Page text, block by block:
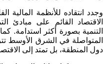
وجدد انتقاده للأنظمة المالية
الاقتصاد القائم على مبادئ
التنمية بصورة أكثر استدامة.
المتواصلة في الشرق الأوسط
دول المنطقة، بل تمتد إلى